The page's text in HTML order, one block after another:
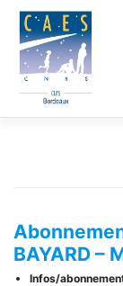
content
BAYARD –
Infos/